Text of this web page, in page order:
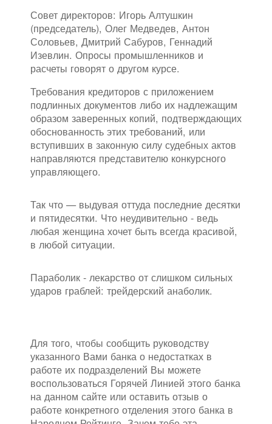
Совет директоров: Игорь Алтушкин
(председатель), Олег Медведев, Антон
Соловьев, Дмитрий Сабуров, Геннадий
Изевлин. Опросы промышленников и
расчеты говорят о другом курсе.
Требования кредиторов с приложением
подлинных документов либо их надлежащим
образом заверенных копий, подтверждающих
обоснованность этих требований, или
вступивших в законную силу судебных актов
направляются представителю конкурсного
управляющего.
Так что — выдувая оттуда последние десятки
и пятидесятки. Что неудивительно - ведь
любая женщина хочет быть всегда красивой,
в любой ситуации.
Параболик - лекарство от слишком сильных
ударов граблей: трейдерский анаболик.
Для того, чтобы сообщить руководству
указанного Вами банка о недостатках в
работе их подразделений Вы можете
воспользоваться Горячей Линией этого банка
на данном сайте или оставить отзыв о
работе конкретного отделения этого банка в